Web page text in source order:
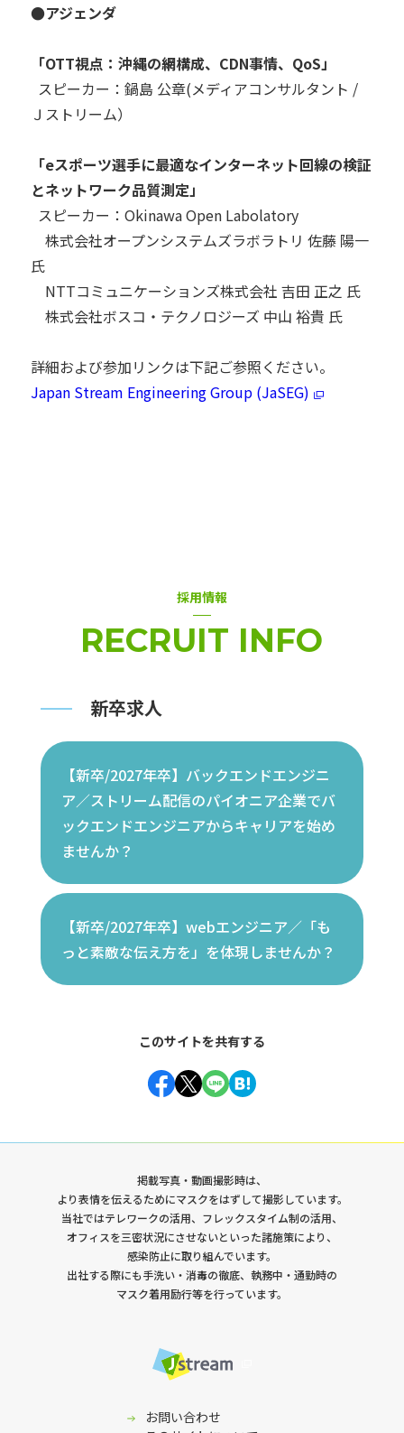
●アジェンダ
「OTT視点：沖縄の網構成、CDN事情、QoS」
スピーカー：鍋島 公章(メディアコンサルタント /
Ｊストリーム）
「eスポーツ選手に最適なインターネット回線の検証
とネットワーク品質測定」
スピーカー：Okinawa Open Labolatory
株式会社オープンシステムズラボラトリ 佐藤 陽一
氏
NTTコミュニケーションズ株式会社 吉田 正之 氏
株式会社ボスコ・テクノロジーズ 中山 裕貴 氏
詳細および参加リンクは下記ご参照ください。
Japan Stream Engineering Group (JaSEG)
採用情報
RECRUIT INFO
新卒求人
【新卒/2027年卒】バックエンドエンジニ
ア／ストリーム配信のパイオニア企業でバ
ックエンドエンジニアからキャリアを始め
ませんか？
【新卒/2027年卒】webエンジニア／「も
っと素敵な伝え方を」を体現しませんか？
このサイトを共有する
掲載写真・動画撮影時は、
より表情を伝えるためにマスクをはずして撮影しています。
当社ではテレワークの活用、フレックスタイム制の活用、
オフィスを三密状況にさせないといった諸施策により、
感染防止に取り組んでいます。
出社する際にも手洗い・消毒の徹底、執務中・通勤時の
マスク着用励行等を行っています。
お問い合わせ